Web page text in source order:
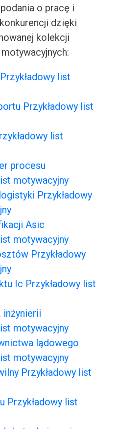
o pracę i
dzięki
kolekcji
list
Przykładowy list
list
procesu
motywacyjny
Przykładowy
Asic
motywacyjny
Przykładowy
Ic Przykładowy list
inżynierii
motywacyjny
lądowego
motywacyjny
Przykładowy list
Przykładowy list